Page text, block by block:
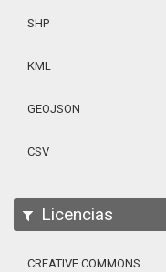
SHP
KML
GEOJSON
CSV
Licencias
CREATIVE COMMONS